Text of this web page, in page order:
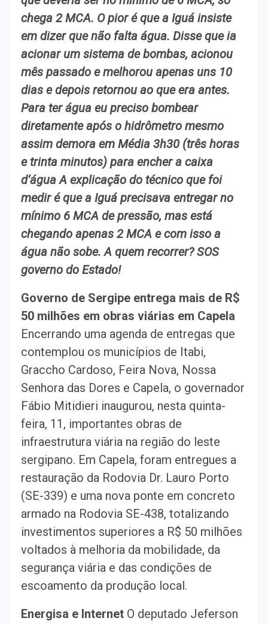
chega 2 MCA. O pior é que a Iguá insiste
em dizer que não falta água. Disse que ia
acionar um sistema de bombas, acionou
mês passado e melhorou apenas uns 10
dias e depois retornou ao que era antes.
Para ter água eu preciso bombear
diretamente após o hidrômetro mesmo
assim demora em Média 3h30 (três horas
e trinta minutos) para encher a caixa
d’água A explicação do técnico que foi
medir é que a Iguá precisava entregar no
mínimo 6 MCA de pressão, mas está
chegando apenas 2 MCA e com isso a
água não sobe. A quem recorrer? SOS
governo do Estado!
Governo de Sergipe entrega mais de R$
50 milhões em obras viárias em Capela
Encerrando uma agenda de entregas que
contemplou os municípios de Itabi,
Graccho Cardoso, Feira Nova, Nossa
Senhora das Dores e Capela, o governador
Fábio Mitidieri inaugurou, nesta quinta-
feira, 11, importantes obras de
infraestrutura viária na região do leste
sergipano. Em Capela, foram entregues a
restauração da Rodovia Dr. Lauro Porto
(SE-339) e uma nova ponte em concreto
armado na Rodovia SE-438, totalizando
investimentos superiores a R$ 50 milhões
voltados à melhoria da mobilidade, da
segurança viária e das condições de
escoamento da produção local.
Energisa e Internet O deputado Jeferson